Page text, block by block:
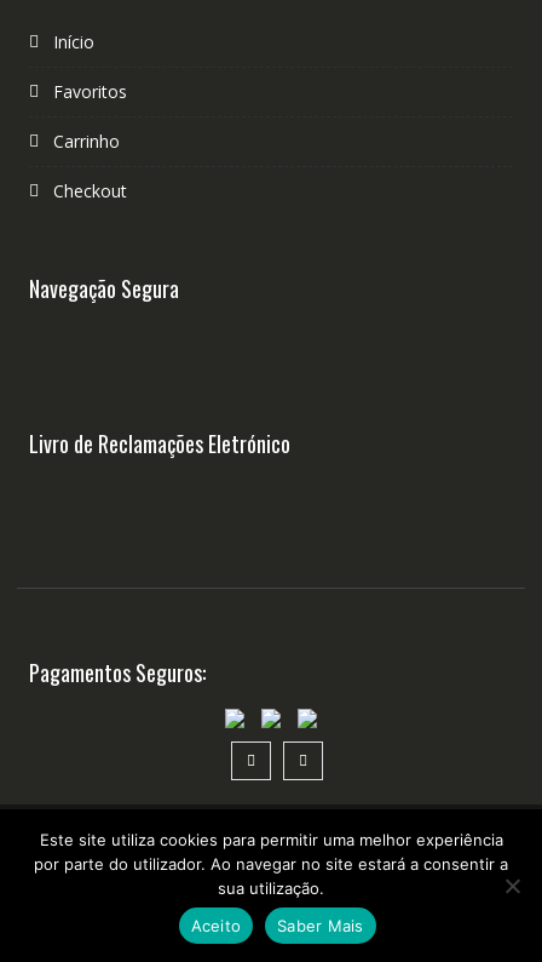
Início
Favoritos
Carrinho
Checkout
Navegação Segura
Livro de Reclamações Eletrónico
Pagamentos Seguros:
Copyright ©2025 Suplementosonline.pt
WhatsApp Chat
Este site utiliza cookies para permitir uma melhor experiência
por parte do utilizador. Ao navegar no site estará a consentir a
sua utilização.
Aceito
Saber Mais